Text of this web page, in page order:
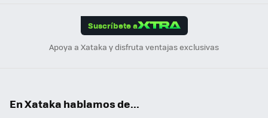
Suscríbete a
Apoya a Xataka y disfruta ventajas exclusivas
En Xataka hablamos de...